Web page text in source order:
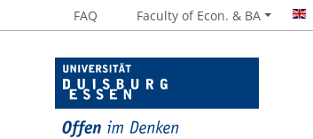
FAQ Faculty of Econ. & BA